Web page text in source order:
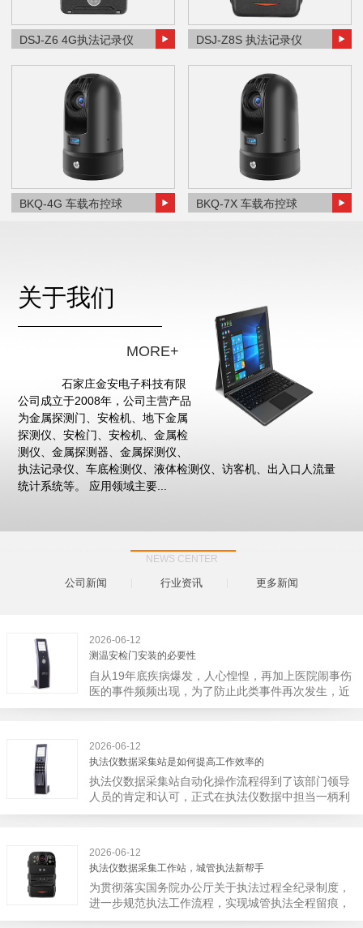
DSJ-Z6 4G执法记录仪 DSJ-Z8S 执法记录仪
BKQ-4G 车载布控球 BKQ-7X 车载布控球
关于我们
MORE+
石家庄金安电子科技有限
公司成立于2008年，公司主营产品
为金属探测门、安检机、地下金属
探测仪、安检门、安检机、金属检
测仪、金属探测器、金属探测仪、
执法记录仪、车底检测仪、液体检测仪、访客机、出入口人流量
统计系统等。 应用领域主要...
NEWS CENTER
公司新闻 行业资讯 更多新闻
2026-06-12
测温安检门安装的必要性
自从19年底疾病爆发，人心惶惶，再加上医院闹事伤
医的事件频频出现，为了防止此类事件再次发生，近
日，广西南宁市卫建委发出通知，要求当地市属各三
大体只有两个，其一，安装安检门是否会激化矛盾。
其二，安装安检门可以防范于未然。1月6号当天，南
宁市第二医院刚试行安检的首日，检查出10多把各类
刀具和一把管制类刀具。近来伤医事件屡屡发生，安
装安检门可以缓解医生安全感不足的问题，同时安检
2026-06-12
执法仪数据采集站是如何提高工作效率的
执法仪数据采集站自动化操作流程得到了该部门领导
人员的肯定和认可，正式在执法仪数据中担当一柄利
剑。 执法仪数据采集站对于执法仪数据资料的管理
备能自动读取目标对象，并同步到采集站中，此外设
备具有断点续传的功能，如果碰到网络故障，可以从
已经上传或下载的部分开始继续上传下载未完成的部
分，而没有必要从头开始上传下载，能节省时间，提
高速度。再者待数据传输完毕之后，执法仪数据采集
2026-06-12
执法仪数据采集工作站，城管执法新帮手
为贯彻落实国务院办公厅关于执法过程全纪录制度，
进一步规范执法工作流程，实现城管执法全程留痕，
深入推进执法队伍规范化建设，给城管执法工作添加